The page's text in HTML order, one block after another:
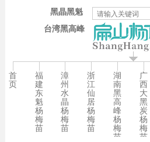
台湾黑高峰
黑晶黑魁
首
页
福
建
东
魁
杨
梅
苗
漳
州
水
晶
杨
梅
苗
浙
江
仙
居
杨
梅
苗
湖
南
黑
高
峰
杨
梅
苗
广
西
大
黑
炭
杨
梅
苗